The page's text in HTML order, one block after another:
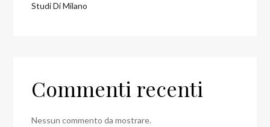
Studi Di Milano
Commenti recenti
Nessun commento da mostrare.